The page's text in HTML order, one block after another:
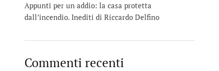
Appunti per un addio: la casa protetta
dall’incendio. Inediti di Riccardo Delfino
Commenti recenti